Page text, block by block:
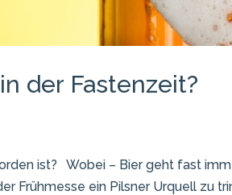
der Fastenzeit?
ist? Wobei – Bier geht fast
Frühmesse ein Pilsner Urquell zu